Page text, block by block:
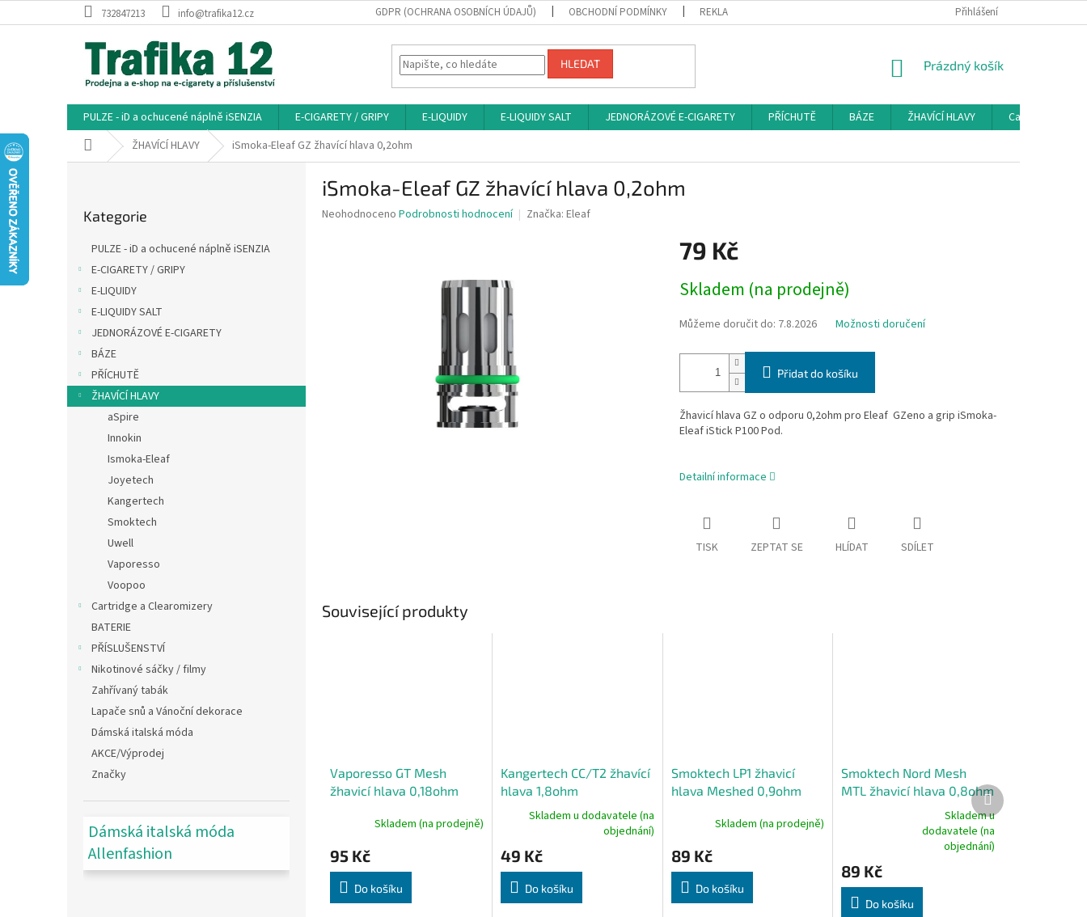
na
732847213 info@trafika12.cz GDPR (OCHRANA OSOBNÍCH ÚDAJŮ) OBCHODNÍ PODMÍNKY REKLAMAČNÍ ŘÁD HODNOCENÍ OBCHODU
Přihlášení
HLEDAT
NÁKUPNÍ
Prázdný košík
PULZE - iD a ochucené náplně iSENZIA E-CIGARETY / GRIPY E-LIQUIDY E-LIQUIDY SALT JEDNORÁZOVÉ E-CIGARETY PŘÍCHUTĚ BÁZE ŽHAVÍCÍ HLAVY
Cartridge a
Domů ŽHAVÍCÍ HLAVY iSmoka-Eleaf GZ žhavící hlava 0,2ohm
e
l
kategorie
Kategorie
PULZE - iD a ochucené náplně iSENZIA
E-CIGARETY / GRIPY
E-LIQUIDY
E-LIQUIDY SALT
JEDNORÁZOVÉ E-CIGARETY
BÁZE
PŘÍCHUTĚ
ŽHAVÍCÍ HLAVY
aSpire
Innokin
Ismoka-Eleaf
Joyetech
Kangertech
Smoktech
Uwell
Vaporesso
Voopoo
Cartridge a Clearomizery
BATERIE
PŘÍSLUŠENSTVÍ
Nikotinové sáčky / filmy
Zahřívaný tabák
Lapače snů a Vánoční dekorace
Dámská italská móda
AKCE/Výprodej
Značky
Dámská italská móda
Allenfashion
iSmoka-Eleaf GZ žhavící hlava 0,2ohm
Průměrné
Neohodnoceno Podrobnosti hodnocení Značka: Eleaf
79 Kč
cena:
Skladem (na prodejně)
Můžeme doručit do: 7.8.2026 Možnosti doručení
Přidat do košíku
Žhavicí hlava GZ o odporu 0,2ohm pro Eleaf GZeno a grip iSmoka-
Eleaf iStick P100 Pod.
Detailní informace
TISK ZEPTAT SE HLÍDAT SDÍLET
Související produkty
Vaporesso GT Mesh
žhavicí hlava 0,18ohm
Skladem (na prodejně)
95 Kč
Do košíku
Kangertech CC/T2 žhavící
hlava 1,8ohm
Skladem u dodavatele (na
objednání)
49 Kč
Do košíku
Smoktech LP1 žhavicí
hlava Meshed 0,9ohm
Skladem (na prodejně)
89 Kč
Do košíku
Smoktech Nord Mesh
MTL žhavicí hlava 0,8ohm
produktu
je
5,0
Skladem u
dodavatele (na
objednání)
89 Kč
Do košíku
Další
produkt